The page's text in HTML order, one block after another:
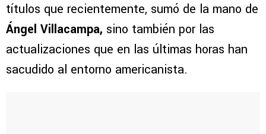
títulos que recientemente, sumó de la mano de
Ángel Villacampa, sino también por las
actualizaciones que en las últimas horas han
sacudido al entorno americanista.